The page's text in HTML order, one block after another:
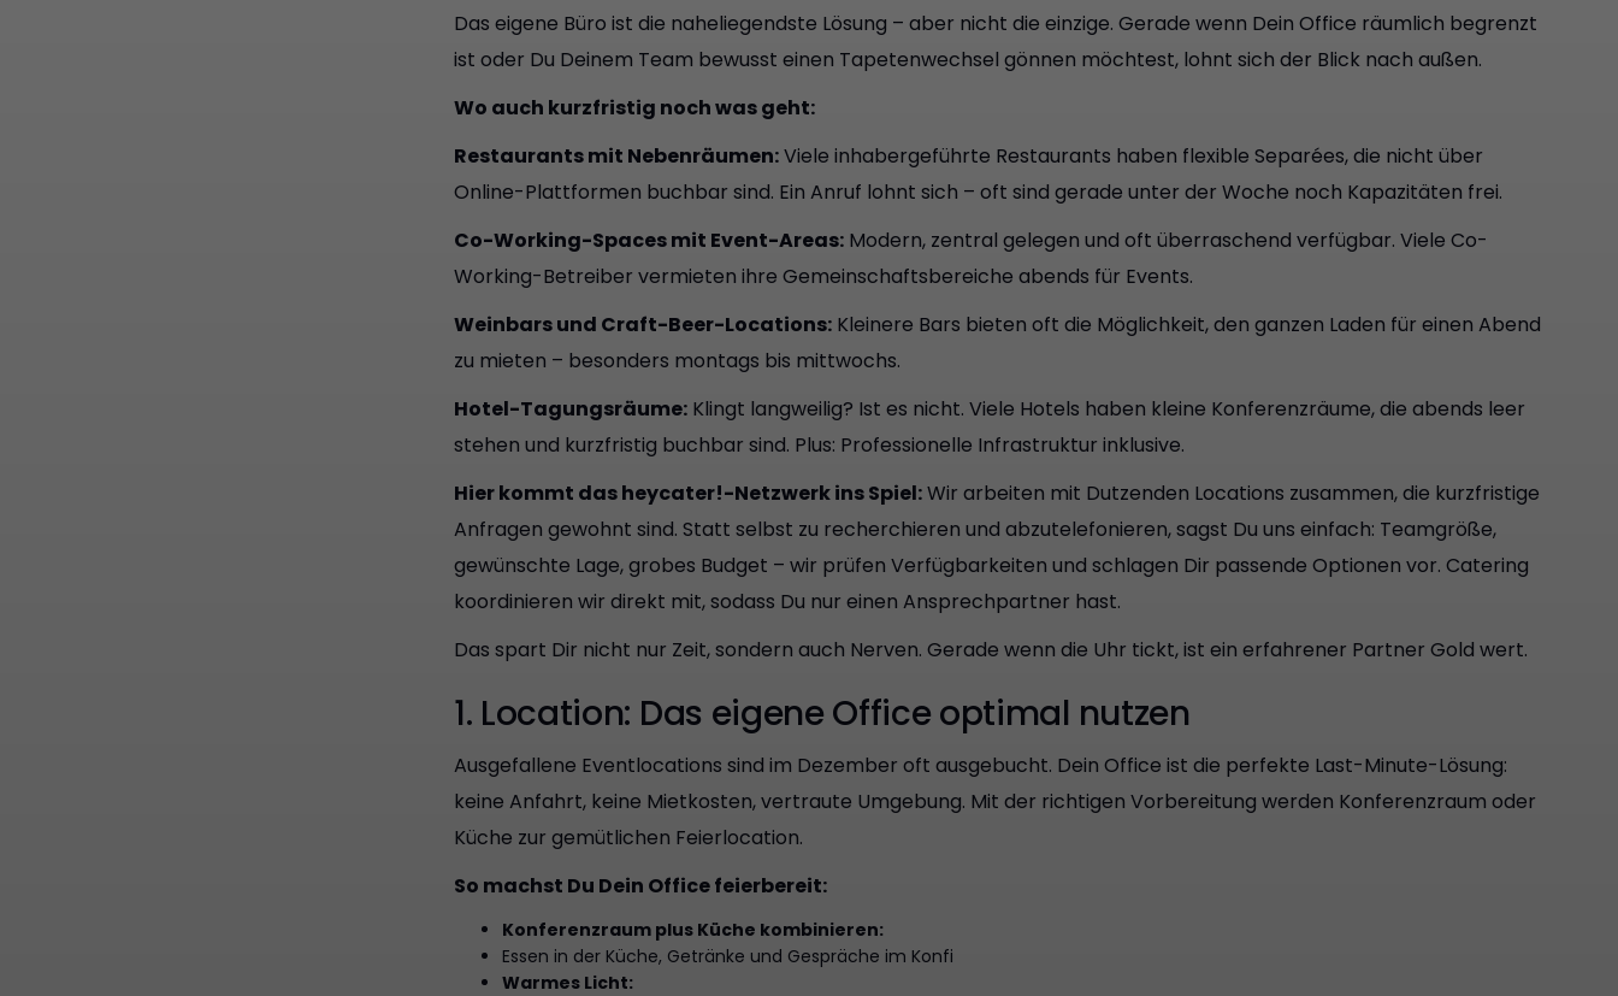
Das eigene Büro ist die naheliegendste Lösung – aber nicht die einzige. Gerade wenn Dein Office räumlich begrenzt
ist oder Du Deinem Team bewusst einen Tapetenwechsel gönnen möchtest, lohnt sich der Blick nach außen.
Wo auch kurzfristig noch was geht:
Restaurants mit Nebenräumen:Viele inhabergeführte Restaurants haben flexible Separées, die nicht über
Online-Plattformen buchbar sind. Ein Anruf lohnt sich – oft sind gerade unter der Woche noch Kapazitäten frei.
Co-Working-Spaces mit Event-Areas: Modern, zentral gelegen und oft überraschend verfügbar. Viele Co-
Working-Betreiber vermieten ihre Gemeinschaftsbereiche abends für Events.
Weinbars und Craft-Beer-Locations: Kleinere Bars bieten oft die Möglichkeit, den ganzen Laden für einen Abend
zu mieten – besonders montags bis mittwochs.
Hotel-Tagungsräume: Klingt langweilig? Ist es nicht. Viele Hotels haben kleine Konferenzräume, die abends leer
stehen und kurzfristig buchbar sind. Plus: Professionelle Infrastruktur inklusive.
Hier kommt das heycater!-Netzwerk ins Spiel:Wir arbeiten mit Dutzenden Locations zusammen, die kurzfristige
Anfragen gewohnt sind. Statt selbst zu recherchieren und abzutelefonieren, sagst Du uns einfach: Teamgröße,
gewünschte Lage, grobes Budget – wir prüfen Verfügbarkeiten und schlagen Dir passende Optionen vor. Catering
koordinieren wir direkt mit, sodass Du nur einen Ansprechpartner hast.
Das spart Dir nicht nur Zeit, sondern auch Nerven. Gerade wenn die Uhr tickt, ist ein erfahrener Partner Gold wert.
1. Location: Das eigene Office optimal nutzen
Ausgefallene Eventlocations sind im Dezember oft ausgebucht. Dein Office ist die perfekte Last-Minute-Lösung:
keine Anfahrt, keine Mietkosten, vertraute Umgebung. Mit der richtigen Vorbereitung werden Konferenzraum oder
Küche zur gemütlichen Feierlocation.
So machst Du Dein Office feierbereit:
Konferenzraum plus Küche kombinieren:
Essen in der Küche, Getränke und Gespräche im Konfi
Warmes Licht: